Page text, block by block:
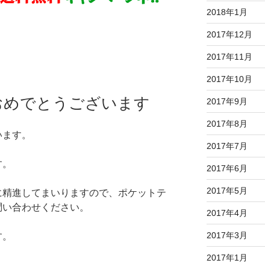
でとうございます
す。
進してまいりますので、ポケットテ
合わせください。
2018年1月
2017年12月
2017年11月
2017年10月
2017年9月
2017年8月
2017年7月
2017年6月
2017年5月
2017年4月
2017年3月
2017年1月